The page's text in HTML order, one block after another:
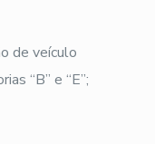
de veículo
“B” e “E”;